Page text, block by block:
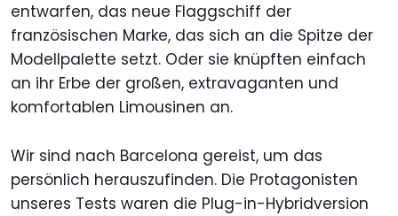
entwarfen, das neue Flaggschiff der
französischen Marke, das sich an die Spitze der
Modellpalette setzt. Oder sie knüpften einfach
an ihr Erbe der großen, extravaganten und
komfortablen Limousinen an.
Wir sind nach Barcelona gereist, um das
persönlich herauszufinden. Die Protagonisten
unseres Tests waren die Plug-in-Hybridversion